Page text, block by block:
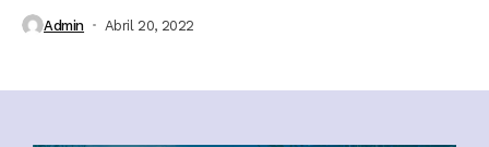
Admin Abril 20, 2022